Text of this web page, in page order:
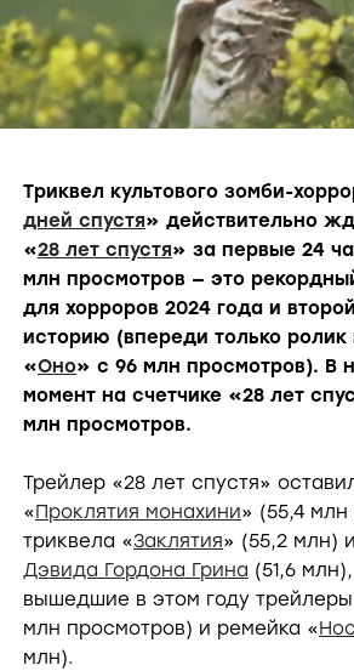
Триквел культового зомби-
дней спустя» действительно
«28 лет спустя» за первые 24
млн просмотров — это
для хорроров 2024 года и
историю (впереди только ролик
«Оно» с 96 млн просмотров). В
момент на счетчике «28 лет
млн просмотров.
Трейлер «28 лет спустя»
«Проклятия монахини» (55,4
триквела «Заклятия» (55,2 млн)
Дэвида Гордона Грина (51,6
вышедшие в этом году
млн просмотров) и ремейка «
млн).